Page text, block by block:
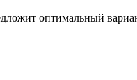
оптимальный